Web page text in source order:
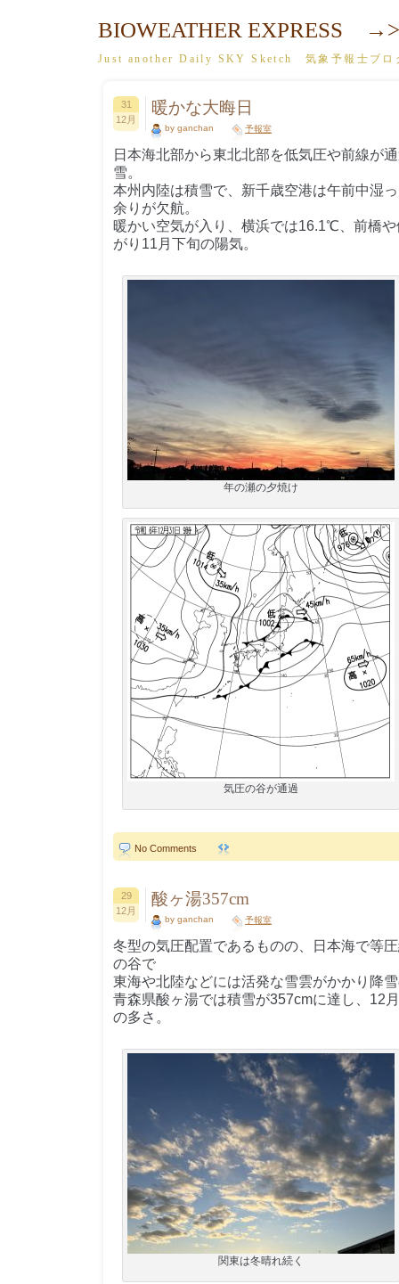
BIOWEATHER EXPRESS
Just another Daily SKY Sketch 気象予報士ブロ
31
12月
暖かな大晦日
by ganchan 予報室
日本海北部から東北北部を低気圧や前線が
雪。
本州内陸は積雪で、新千歳空港は午前中湿
余りが欠航。
暖かい空気が入り、横浜では16.1℃、前橋
がり11月下旬の陽気。
年の瀬の夕焼け
気圧の谷が通過
No Comments
29
12月
酸ヶ湯357cm
by ganchan 予報室
冬型の気圧配置であるものの、日本海で等
の谷で
東海や北陸などには活発な雪雲がかかり降
青森県酸ヶ湯では積雪が357cmに達し、12
の多さ。
関東は冬晴れ続く